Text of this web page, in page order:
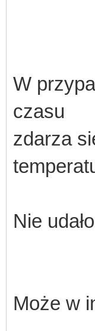
W
czasu
zdarza
Nie
Może w